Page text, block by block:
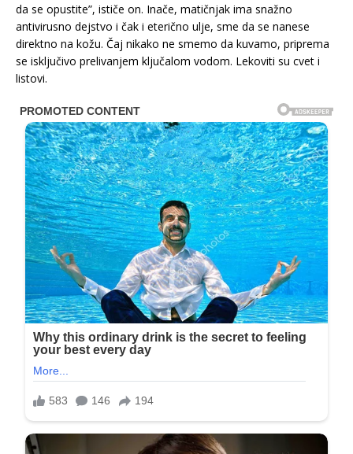
da se opustite”, ističe on. Inače, matičnjak ima snažno
antivirusno dejstvo i čak i eterično ulje, sme da se nanese
direktno na kožu. Čaj nikako ne smemo da kuvamo, priprema
se isključivo prelivanjem ključalom vodom. Lekoviti su cvet i
listovi.